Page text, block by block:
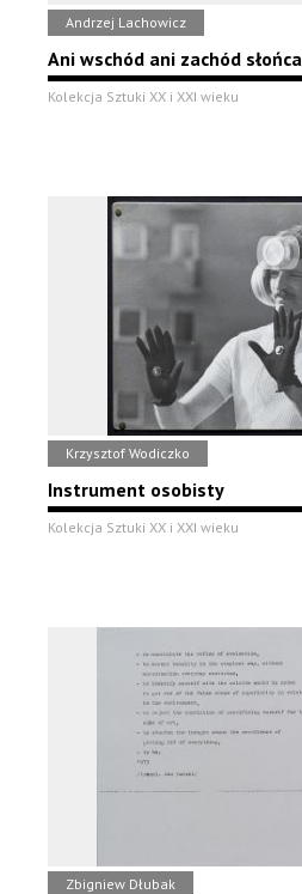
Andrzej Lachowicz
Ani wschód ani zachód słońca
Kolekcja Sztuki XX i XXI wieku
Krzysztof Wodiczko
Instrument osobisty
Kolekcja Sztuki XX i XXI wieku
Zbigniew Dłubak